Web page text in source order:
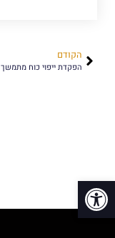
פתח סרגל נגישות
הקודם
הפקדת ייפוי כוח מתמשך